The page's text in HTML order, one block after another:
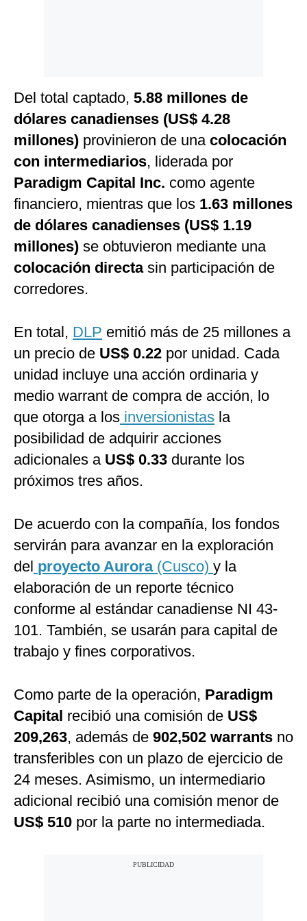
Del total captado, 5.88 millones de
dólares canadienses (US$ 4.28
millones) provinieron de una colocación
con intermediarios, liderada por
Paradigm Capital Inc. como agente
financiero, mientras que los 1.63 millones
de dólares canadienses (US$ 1.19
millones) se obtuvieron mediante una
colocación directasin participación de
corredores.
En total, DLP emitió más de 25 millones a
un precio de US$ 0.22 por unidad. Cada
unidad incluye una acción ordinaria y
medio warrant de compra de acción, lo
que otorga a los inversionistas la
posibilidad de adquirir acciones
adicionales a US$ 0.33 durante los
próximos tres años.
De acuerdo con la compañía, los fondos
servirán para avanzar en la exploración
del proyecto Aurora(Cusco) y la
elaboración de un reporte técnico
conforme al estándar canadiense NI 43-
101. También, se usarán para capital de
trabajo y fines corporativos.
Como parte de la operación, Paradigm
Capital recibió una comisión de US$
209,263, además de 902,502 warrants no
transferibles con un plazo de ejercicio de
24 meses. Asimismo, un intermediario
adicional recibió una comisión menor de
US$ 510 por la parte no intermediada.